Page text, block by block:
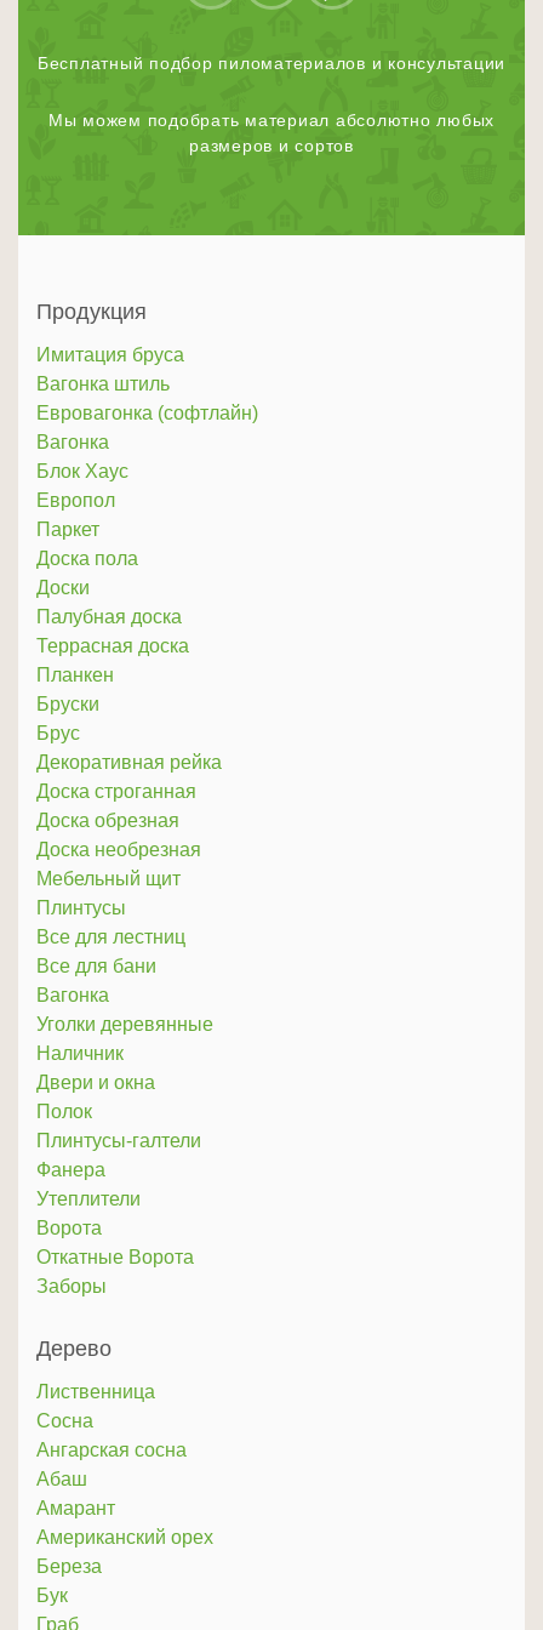
Бесплатный подбор пиломатериалов и консультации
Мы можем подобрать материал абсолютно любых
размеров и сортов
Продукция
Имитация бруса
Вагонка штиль
Евровагонка (софтлайн)
Вагонка
Блок Хаус
Европол
Паркет
Доска пола
Доски
Палубная доска
Террасная доска
Планкен
Бруски
Брус
Декоративная рейка
Доска строганная
Доска обрезная
Доска необрезная
Мебельный щит
Плинтусы
Все для лестниц
Все для бани
Вагонка
Уголки деревянные
Наличник
Двери и окна
Полок
Плинтусы-галтели
Фанера
Утеплители
Ворота
Откатные Ворота
Заборы
Дерево
Лиственница
Сосна
Ангарская сосна
Абаш
Амарант
Американский орех
Береза
Бук
Граб